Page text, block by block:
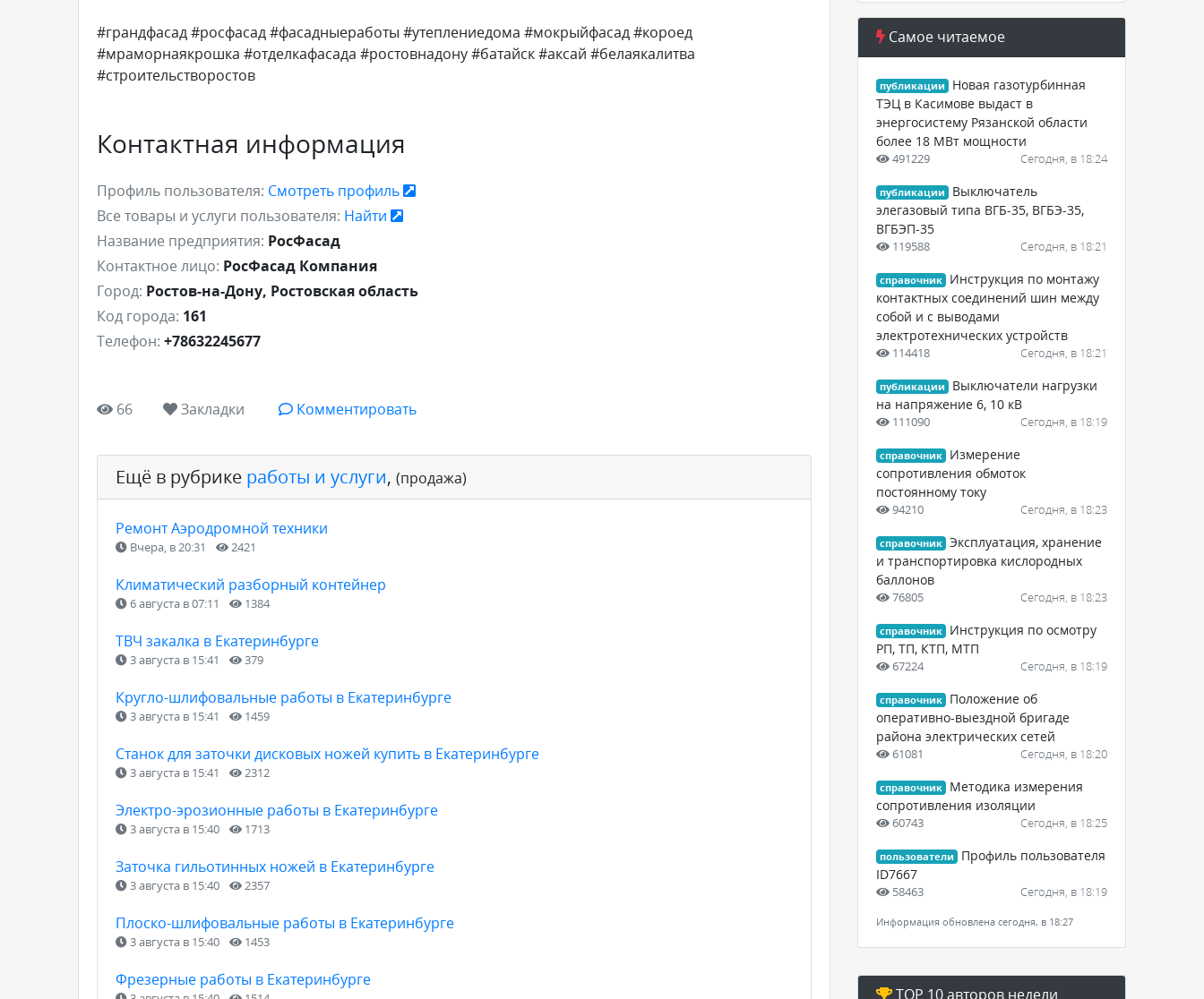
#грандфасад #росфасад #фасадныеработы #утеплениедома #мокрыйфасад #короед
#мраморнаякрошка #отделкафасада #ростовнадону #батайск #аксай #белаякалитва
#строительстворостов
Контактная информация
Профиль пользователя: Смотреть профиль
Все товары и услуги пользователя: Найти
Название предприятия: РосФасад
Контактное лицо: РосФасад Компания
Город: Ростов-на-Дону, Ростовская область
Код города: 161
Телефон: +78632245677
66 Закладки Комментировать
Ещё в рубрике работы и услуги, (продажа)
Ремонт Аэродромной техники
Вчера, в 20:31 2421
Климатический разборный контейнер
6 августа в 07:11 1384
ТВЧ закалка в Екатеринбурге
3 августа в 15:41 379
Кругло-шлифовальные работы в Екатеринбурге
3 августа в 15:41 1459
Станок для заточки дисковых ножей купить в Екатеринбурге
3 августа в 15:41 2312
Электро-эрозионные работы в Екатеринбурге
3 августа в 15:40 1713
Заточка гильотинных ножей в Екатеринбурге
3 августа в 15:40 2357
Плоско-шлифовальные работы в Екатеринбурге
3 августа в 15:40 1453
Фрезерные работы в Екатеринбурге
Самое читаемое
публикации
Новая газотурбинная
ТЭЦ в Касимове выдаст в
энергосистему Рязанской области
более 18 МВт мощности
491229 Сегодня, в 18:24
публикации
Выключатель
элегазовый типа ВГБ-35, ВГБЭ-35,
ВГБЭП-35
119588 Сегодня, в 18:21
справочник
Инструкция по монтажу
контактных соединений шин между
собой и с выводами
электротехнических устройств
114418 Сегодня, в 18:21
публикации
Выключатели нагрузки
на напряжение 6, 10 кВ
111090 Сегодня, в 18:19
справочник
Измерение
сопротивления обмоток
постоянному току
94210 Сегодня, в 18:23
справочник Эксплуатация, хранение
и транспортировка кислородных
баллонов
76805 Сегодня, в 18:23
справочник
Инструкция по осмотру
РП, ТП, КТП, МТП
67224 Сегодня, в 18:19
справочник
Положение об
оперативно-выездной бригаде
района электрических сетей
61081 Сегодня, в 18:20
справочник
Методика измерения
сопротивления изоляции
60743 Сегодня, в 18:25
пользователи
Профиль пользователя
ID7667
58463 Сегодня, в 18:19
Информация обновлена сегодня, в 18:27
TOP 10 авторов недели